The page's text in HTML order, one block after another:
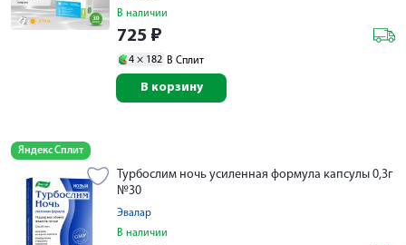
В наличии
725 ₽
4 × 182 В Сплит
В корзину
Яндекс Сплит
Турбослим ночь усиленная формула капсулы 0,3г
№30
Эвалар
В наличии